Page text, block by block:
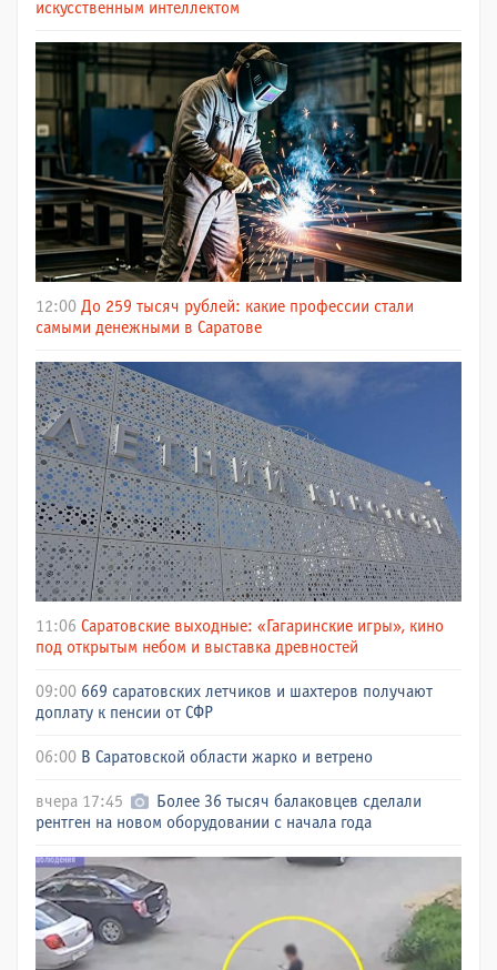
искусственным интеллектом
12:00 До 259 тысяч рублей: какие профессии стали
самыми денежными в Саратове
11:06 Саратовские выходные: «Гагаринские игры», кино
под открытым небом и выставка древностей
09:00 669 саратовских летчиков и шахтеров получают
доплату к пенсии от СФР
06:00 В Саратовской области жарко и ветрено
вчера 17:45
Более 36 тысяч балаковцев сделали
рентген на новом оборудовании с начала года